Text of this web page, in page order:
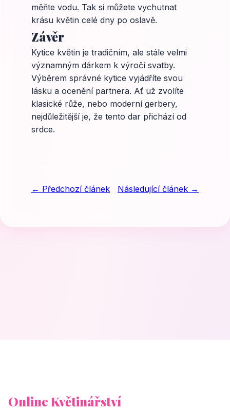
měňte vodu. Tak si můžete vychutnat
krásu květin celé dny po oslavě.
Závěr
Kytice květin je tradičním, ale stále velmi
významným dárkem k výročí svatby.
Výběrem správné kytice vyjádříte svou
lásku a ocenění partnera. Ať už zvolíte
klasické růže, nebo moderní gerbery,
nejdůležitější je, že tento dar přichází od
srdce.
← Předchozí článek Následující článek →
Online Květinářství